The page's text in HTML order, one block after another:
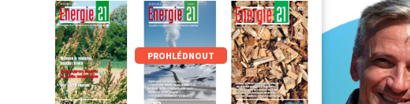
PROHLÉDNOUT